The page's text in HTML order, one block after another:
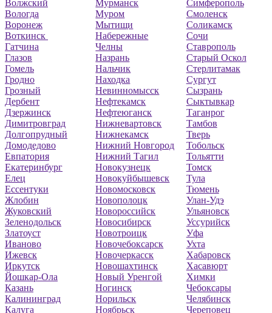
Волжский
Вологда
Воронеж
Воткинск
Гатчина
Глазов
Гомель
Гродно
Грозный
Дербент
Дзержинск
Димитровград
Долгопрудный
Домодедово
Евпатория
Екатеринбург
Елец
Ессентуки
Жлобин
Жуковский
Зеленодольск
Златоуст
Иваново
Ижевск
Иркутск
Йошкар-Ола
Казань
Калининград
Калуга
Мурманск
Муром
Мытищи
Набережные
Челны
Назрань
Нальчик
Находка
Невинномысск
Нефтекамск
Нефтеюганск
Нижневартовск
Нижнекамск
Нижний Новгород
Нижний Тагил
Новокузнецк
Новокуйбышевск
Новомосковск
Новополоцк
Новороссийск
Новосибирск
Новотроицк
Новочебоксарск
Новочеркасск
Новошахтинск
Новый Уренгой
Ногинск
Норильск
Ноябрьск
Симферополь
Смоленск
Соликамск
Сочи
Ставрополь
Старый Оскол
Стерлитамак
Сургут
Сызрань
Сыктывкар
Таганрог
Тамбов
Тверь
Тобольск
Тольятти
Томск
Тула
Тюмень
Улан-Удэ
Ульяновск
Уссурийск
Уфа
Ухта
Хабаровск
Хасавюрт
Химки
Чебоксары
Челябинск
Череповец